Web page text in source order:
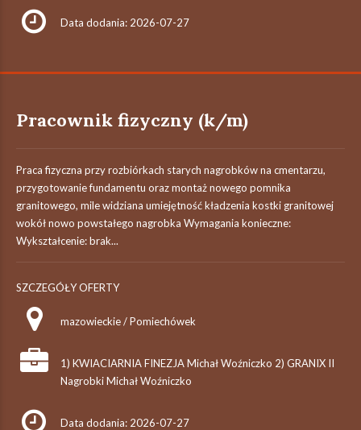
Data dodania: 2026-07-27
Pracownik fizyczny (k/m)
Praca fizyczna przy rozbiórkach starych nagrobków na cmentarzu,
przygotowanie fundamentu oraz montaż nowego pomnika
granitowego, mile widziana umiejętność kładzenia kostki granitowej
wokół nowo powstałego nagrobka Wymagania konieczne:
Wykształcenie: brak...
SZCZEGÓŁY OFERTY
mazowieckie / Pomiechówek
1) KWIACIARNIA FINEZJA Michał Woźniczko 2) GRANIX II
Nagrobki Michał Woźniczko
Data dodania: 2026-07-27